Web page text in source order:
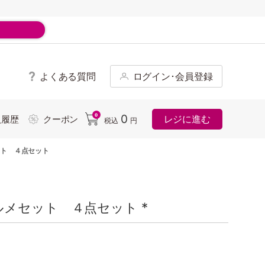
よくある質問 ログイン･会員登録
歴 クーポン 0
税込 0 円 レジに進む
ト ４点セット
メセット ４点セット *